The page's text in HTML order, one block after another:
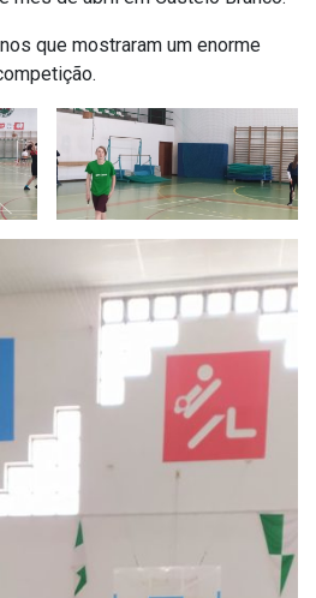
que mostraram um enorme